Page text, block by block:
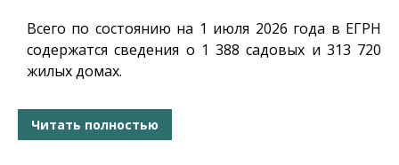
Всего по состоянию на 1 июля 2026 года в ЕГРН
содержатся сведения о 1 388 садовых и 313 720
жилых домах.
Читать полностью